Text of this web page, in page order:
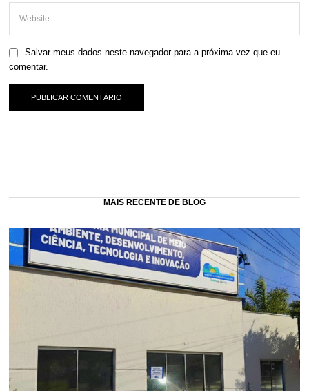
Salvar meus dados neste navegador para a próxima vez que eu
comentar.
MAIS RECENTE DE BLOG